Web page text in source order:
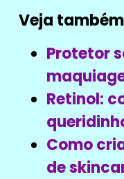
Veja
Protetor
Retinol:
Como
de